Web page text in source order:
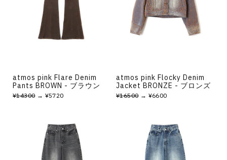
atmos pink Flare Denim
Pants BROWN - ブラウン
¥14300→ ¥5720
atmos pink Flocky Denim
Jacket BRONZE - ブロンズ
¥16500→ ¥6600